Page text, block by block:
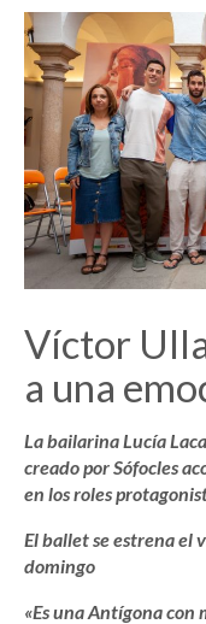
Víctor
a una
La bailarina Lucía
creado por Sófocles
en los roles
El ballet se estrena el
domingo
«Es una Antígona con